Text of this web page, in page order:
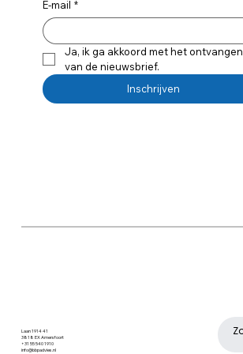
E-mail *
Ja, ik ga akkoord met het ontvangen
van de nieuwsbrief.
Inschrijven
Laan 1914 41
3818 EX Amersfoort
+31 55 540 1910
info@bbpadvies.nl